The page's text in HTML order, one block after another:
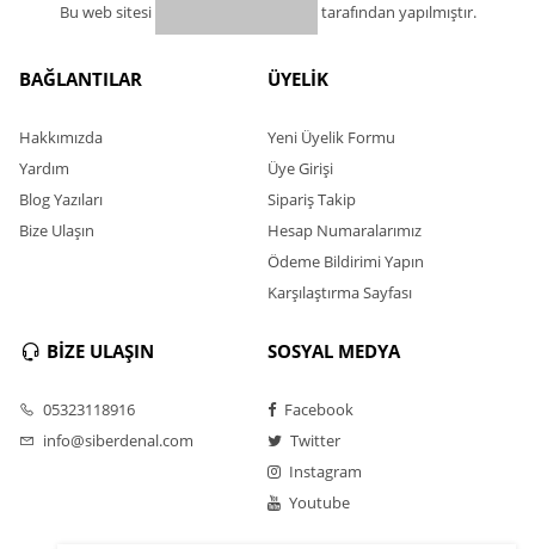
Bu web sitesi tarafından yapılmıştır.
BAĞLANTILAR
Hakkımızda
Yardım
Blog Yazıları
Bize Ulaşın
ÜYELİK
Yeni Üyelik Formu
Üye Girişi
Sipariş Takip
Hesap Numaralarımız
Ödeme Bildirimi Yapın
Karşılaştırma Sayfası
BİZE ULAŞIN
05323118916
info@siberdenal.com
SOSYAL MEDYA
Facebook
Twitter
Instagram
Youtube